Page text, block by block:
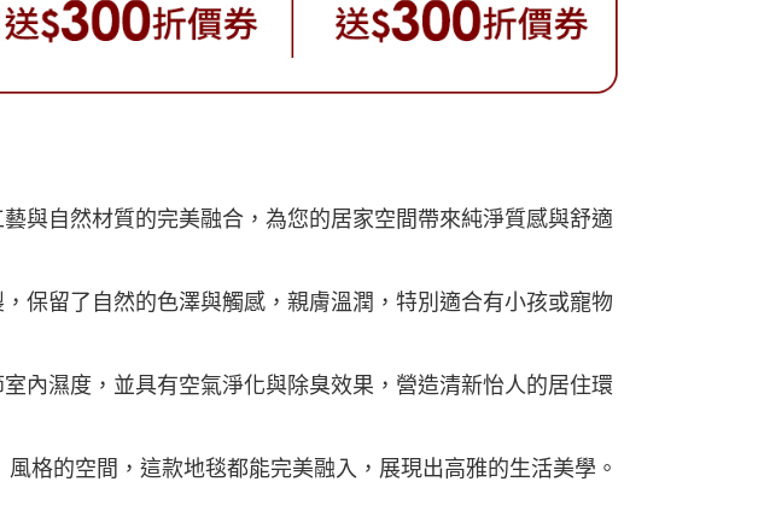
與自然材質的完美融合，為您的居家空間帶來純淨質感與舒適
保留了自然的色澤與觸感，親膚溫潤，特別適合有小孩或寵物
內濕度，並具有空氣淨化與除臭效果，營造清新怡人的居住環
格的空間，這款地毯都能完美融入，展現出高雅的生活美學。